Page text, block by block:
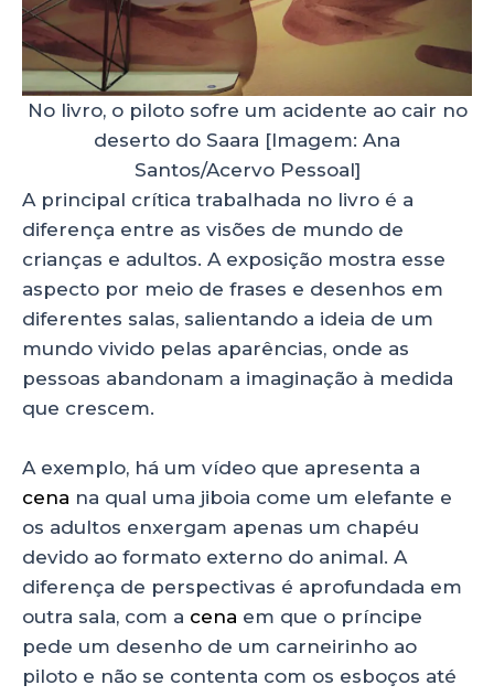
No livro, o piloto sofre um acidente ao cair no
deserto do Saara [Imagem: Ana
Santos/Acervo Pessoal]
A principal crítica trabalhada no livro é a
diferença entre as visões de mundo de
crianças e adultos. A exposição mostra esse
aspecto por meio de frases e desenhos em
diferentes salas, salientando a ideia de um
mundo vivido pelas aparências, onde as
pessoas abandonam a imaginação à medida
que crescem.
A exemplo, há um vídeo que apresenta a
cena na qual uma jiboia come um elefante e
os adultos enxergam apenas um chapéu
devido ao formato externo do animal. A
diferença de perspectivas é aprofundada em
outra sala, com a cena em que o príncipe
pede um desenho de um carneirinho ao
piloto e não se contenta com os esboços até